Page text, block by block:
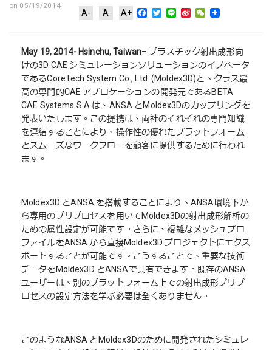
on 05/19/2014
A- A A+ Facebook
Twitter
Line Sina WeChat
May 19, 2014- Hsinchu, Taiwan– プラスチック射出成形向
けの3D CAE シミュレーションソリューションのイノベータ
であるCoreTech System Co., Ltd. (Moldex3D)と、クラス最
高の専門的CAE アプロケーションの開発元であるBETA
CAE Systems S.A.は、ANSA とMoldex3Dのカップリングを
発表いたします。この提携は、両社のそれぞれの専門知識
を連結することにより、操作性の優れたプラットフォーム
とスムーズなワークフローを顧客に提供するために行われ
ます。
Moldex3D とANSA を搭載することにより、ANSA環境下か
ら専用のプリプロセスを用いてMoldex3Dの射出成形解析の
ための属性設定が可能です。さらに、複雑なメッシュプロ
ファイルをANSA から直接Moldex3D プロジェクトにエクス
ポートすることが可能です。こうすることで、重要な技術
データをMoldex3D とANSAで共有できます。既存のANSA
ユーザーは、別のプラットフォーム上での射出成形プリプ
ロセスの設定方法を学ぶ必要は全くありません。
このようなANSA とMoldex3Dのために開発されたシミュレ